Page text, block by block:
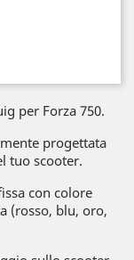
per Forza 750.
progettata
tuo scooter.
con colore
(rosso, blu, oro,